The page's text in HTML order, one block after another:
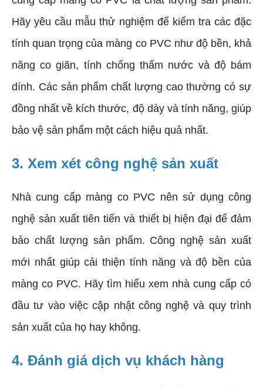
Hãy yêu cầu mẫu thử nghiệm để kiểm tra các đặc
tính quan trọng của màng co PVC như độ bền, khả
năng co giãn, tính chống thấm nước và độ bám
dính. Các sản phẩm chất lượng cao thường có sự
đồng nhất về kích thước, độ dày và tính năng, giúp
bảo vệ sản phẩm một cách hiệu quả nhất.
3. Xem xét công nghệ sản xuất
Nhà cung cấp màng co PVC nên sử dụng công
nghệ sản xuất tiên tiến và thiết bị hiện đại để đảm
bảo chất lượng sản phẩm. Công nghệ sản xuất
mới nhất giúp cải thiện tính năng và độ bền của
màng co PVC. Hãy tìm hiểu xem nhà cung cấp có
đầu tư vào việc cập nhật công nghệ và quy trình
sản xuất của họ hay không.
4. Đánh giá dịch vụ khách hàng